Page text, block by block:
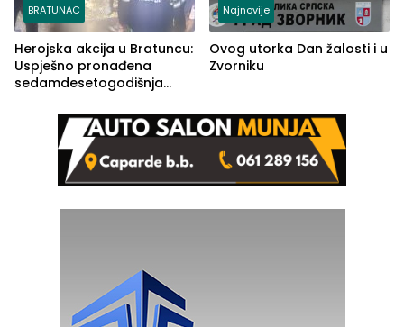
BRATUNAC
Herojska akcija u Bratuncu:
Uspješno pronađena
sedamdesetogodišnja
Kravice.
Najnovije
Ovog utorka Dan žalosti i u
Zvorniku